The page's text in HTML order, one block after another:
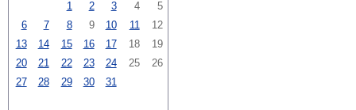
1
2 3 4
5
6
7 8 9 10 11
12
13
14 15 16 17 18
19
20
21 22 23 24 25
26
27
28 29 30 31